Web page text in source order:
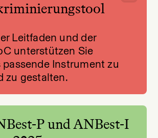
Leitfaden und der
unterstützen Sie
passende Instrument zu
zu gestalten.
P und ANBest-I